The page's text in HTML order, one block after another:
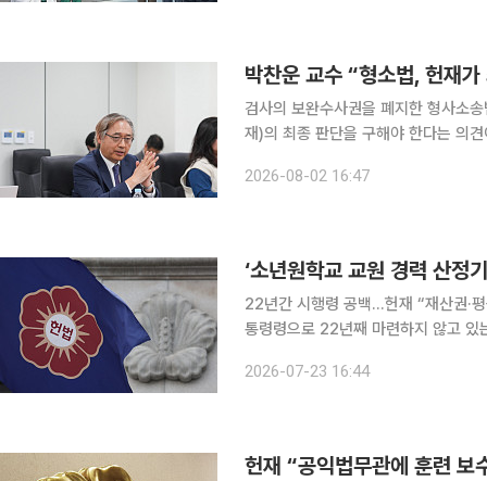
박찬운 교수 “형소법, 헌재
검사의 보완수사권을 폐지한 형사소
재)의 최종 판단을 구해야 한다는 의견이 나온다. 검찰개혁추진단 자문위원
2026-08-02 16:47
‘소년원학교 교원 경력 산정
22년간 시행령 공백…헌재 “재산권·평등권 침해” 행정부가 소년원학교 교
통령령으로 22년째 마련하지 않고 있는 건
2026-07-23 16:44
헌재 “공익법무관에 훈련 보